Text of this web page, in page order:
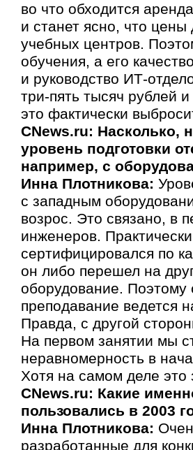
во что обходится
и станет ясно, что
учебных центров.
обучения, а его
и руководство ИТ-
три-пять тысяч рублей
это фактически
CNews.ru: Насколько,
уровень подготовки
например, с
Инна Плотникова:
с западным
возрос. Это связано, в
инженеров.
сертифицировался по
он либо перешел на
оборудование. Поэтому
преподавание ведется
Правда, с другой
На первом занятии мы
неравномерность в
Хотя на самом деле это
CNews.ru: Какие
пользовались в 2003
Инна Плотникова:
разработанные для